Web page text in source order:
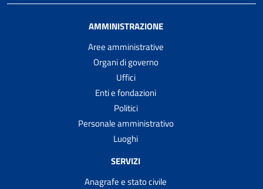
AMMINISTRAZIONE
Aree amministrative
Organi di governo
Uffici
Enti e fondazioni
Politici
Personale amministrativo
Luoghi
SERVIZI
Anagrafe e stato civile